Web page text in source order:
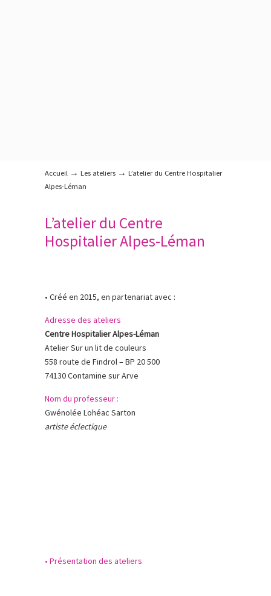
Accueil → Les ateliers → L’atelier du Centre Hospitalier
Alpes-Léman
L’atelier du Centre
Hospitalier Alpes-Léman
• Créé en 2015, en partenariat avec :
Adresse des ateliers
Centre Hospitalier Alpes-Léman
Atelier Sur un lit de couleurs
558 route de Findrol – BP 20 500
74130 Contamine sur Arve
Nom du professeur :
Gwénolée Lohéac Sarton
artiste éclectique
• Présentation des ateliers